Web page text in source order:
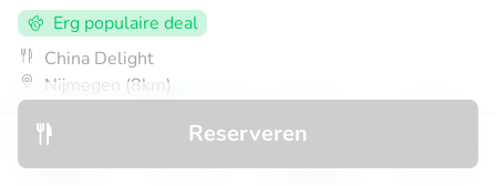
Reserveren
Erg populaire deal
China Delight
Nijmegen (8km)
Verkocht: 211